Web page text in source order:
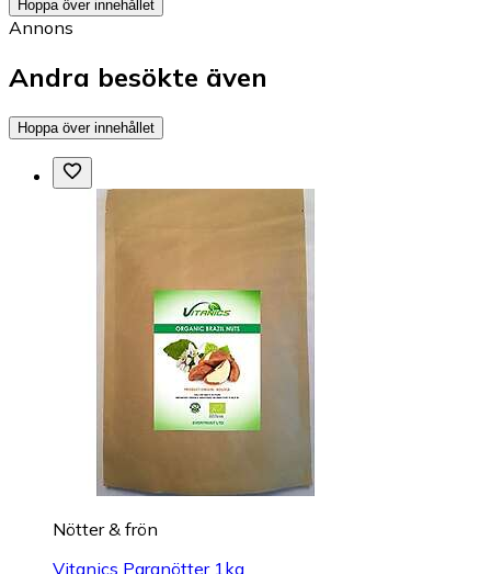
Hoppa över innehållet
Annons
Andra besökte även
Hoppa över innehållet
Nötter & frön
Vitanics Paranötter 1kg